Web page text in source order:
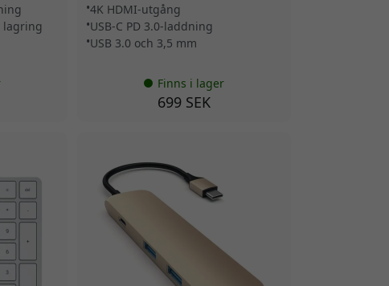
lagring
4K HDMI-utgång
USB-C PD 3.0-laddning
USB 3.0 och 3,5 mm
Finns i lager
699 SEK